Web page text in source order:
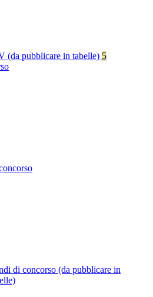
(da pubblicare in tabelle) 5
di concorso (da pubblicare in